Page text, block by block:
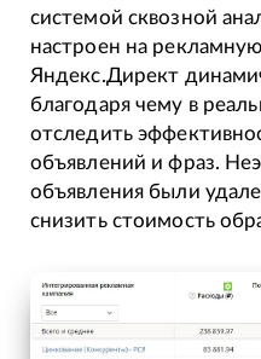
системой сквозной
настроен на
Яндекс.Директ
благодаря чему в
отследить
объявлений и фраз.
объявления были
снизить стоимость